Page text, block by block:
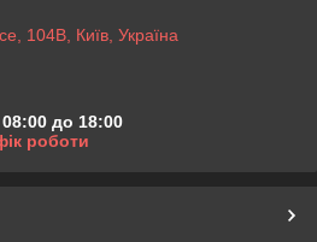
104B, Київ, Україна
до 18:00
роботи